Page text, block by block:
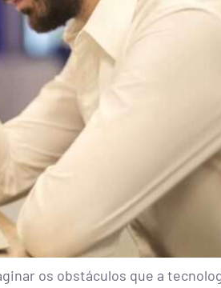
os obstáculos que a